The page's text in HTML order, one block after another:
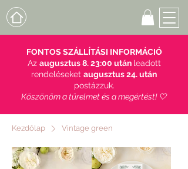
FONTOS SZÁLLÍTÁSI INFORMÁCIÓ
Az augusztus 8. 23:00 után leadott
rendeléseket augusztus 24. után
postázzuk.
Köszönöm a türelmet és a megértést! 🤍
Kezdőlap Vintage green